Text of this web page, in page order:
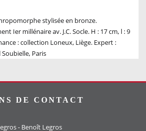
stylisée en bronze.
Ier millénaire av. J.C. Socle. H : 17 cm, l : 9
: collection Loneux, Liège. Expert :
Paris
DE CONTACT
- Benoît Legros